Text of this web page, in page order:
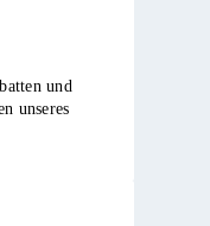
und
unseres